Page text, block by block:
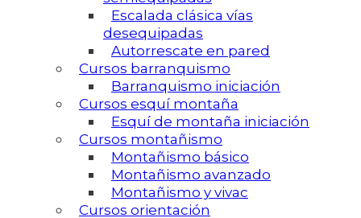
Escalada clásica vías
desequipadas
Autorrescate en pared
Cursos barranquismo
Barranquismo iniciación
Cursos esquí montaña
Esquí de montaña iniciación
Cursos montañismo
Montañismo básico
Montañismo avanzado
Montañismo y vivac
Cursos orientación